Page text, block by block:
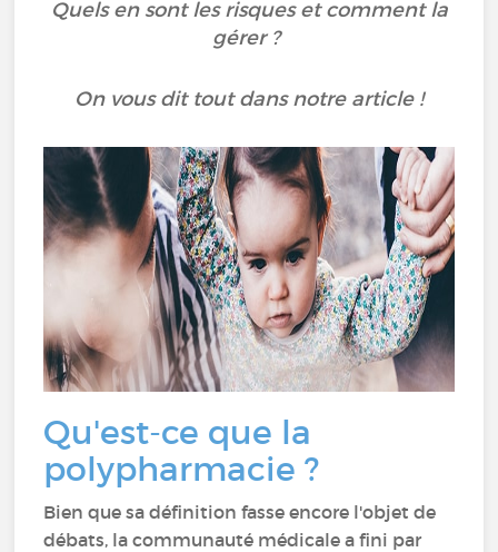
Quels en sont les risques et comment la
gérer ?
On vous dit tout dans notre article !
Qu'est-ce que la
polypharmacie ?
Bien que sa définition fasse encore l'objet de
débats, la communauté médicale a fini par